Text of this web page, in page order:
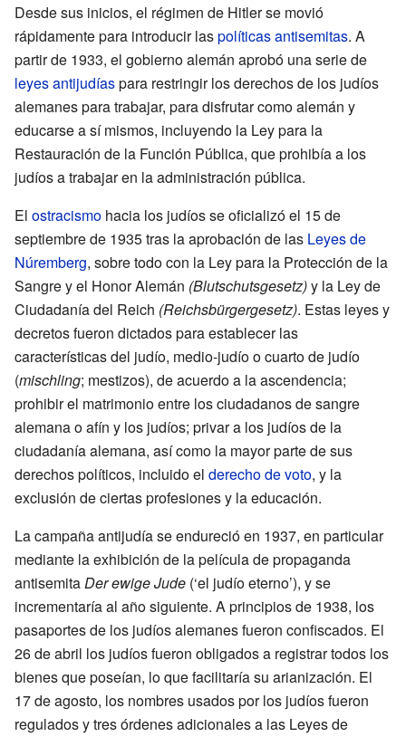
Desde sus inicios, el régimen de Hitler se movió
rápidamente para introducir laspolíticas antisemitas. A
partir de 1933, el gobierno alemán aprobó una serie de
leyes antijudíaspara restringir los derechos de los judíos
alemanes para trabajar, para disfrutar como alemán y
educarse a sí mismos, incluyendo la Ley para la
Restauración de la Función Pública, que prohibía a los
judíos a trabajar en la administración pública.
El ostracismo hacia los judíos se oficializó el 15 de
septiembre de 1935 tras la aprobación de las Leyes de
Núremberg, sobre todo con la Ley para la Protección de la
Sangre y el Honor Alemán (Blutschutsgesetz)y la Ley de
Ciudadanía del Reich (Reichsbürgergesetz). Estas leyes y
decretos fueron dictados para establecer las
características del judío, medio-judío o cuarto de judío
(mischling; mestizos), de acuerdo a la ascendencia;
prohibir el matrimonio entre los ciudadanos de sangre
alemana o afín y los judíos; privar a los judíos de la
ciudadanía alemana, así como la mayor parte de sus
derechos políticos, incluido el derecho de voto, y la
exclusión de ciertas profesiones y la educación.
La campaña antijudía se endureció en 1937, en particular
mediante la exhibición de la película de propaganda
antisemitaDer ewige Jude (‘el judío eterno’), y se
incrementaría al año siguiente. A principios de 1938, los
pasaportes de los judíos alemanes fueron confiscados. El
26 de abril los judíos fueron obligados a registrar todos los
bienes que poseían, lo que facilitaría su arianización. El
17 de agosto, los nombres usados por los judíos fueron
regulados y tres órdenes adicionales a las Leyes de